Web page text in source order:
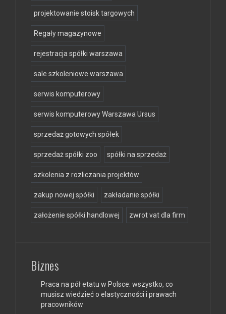
projektowanie stoisk targowych
Regały magazynowe
rejestracja spółki warszawa
sale szkoleniowe warszawa
serwis komputerowy
serwis komputerowy Warszawa Ursus
sprzedaż gotowych spółek
sprzedaż spółki zoo spółki na sprzedaż
szkolenia z rozliczania projektów
zakup nowej spółki zakładanie spółki
założenie spółki handlowej zwrot vat dla firm
Biznes
Praca na pół etatu w Polsce: wszystko, co
musisz wiedzieć o elastyczności i prawach
pracowników